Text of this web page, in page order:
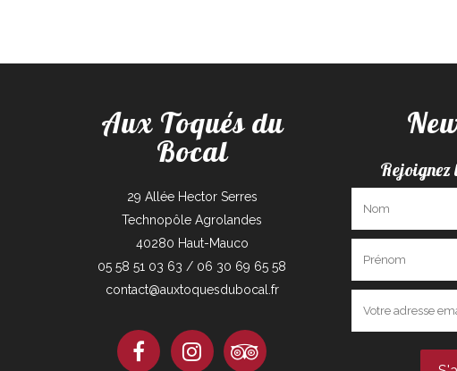
Aux Toqués du
Bocal
29 Allée Hector Serres
Technopôle Agrolandes
40280 Haut-Mauco
05 58 51 03 63 / 06 30 69 65 58
contact@auxtoquesdubocal.fr
Rejoignez